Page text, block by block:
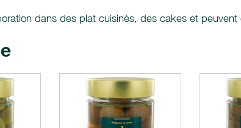
dans des plat cuisinés, des cakes et